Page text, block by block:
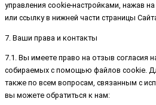
управления cookie-настройками, нажав
или ссылку в нижней части страницы
7. Ваши права и контакты
7.1. Вы имеете право на отзыв согласия
собираемых с помощью файлов cookie.
также по всем вопросам, связанным с
вы можете обратиться к нам: